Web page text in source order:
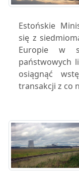
Estońskie
się z
Europie w
państwowych
osiągnąć
transakcji z co